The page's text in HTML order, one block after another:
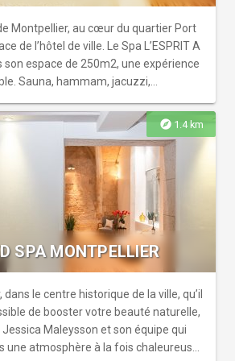
accès à la zone humide (Piscine,
scandinave)
Montpellier, au cœur du quartier Port
de l’hôtel de ville. Le Spa L’ESPRIT A
son espace de 250m2, une expérience
Sauna, hammam, jacuzzi,
soins, dispensés par nos praticiennes
de prestiges Fillmed & Cinq
est formée en continu par Isabelle
reconnue depuis plus de 25 ans.
de l’année 2017, elle est aujourd’hui
dans le domaine du bien-être,
followers sur YouTube. Elle a
de livres qui inspirent aujourd’hui
bien-être dans le monde entier. Nos
» vous apporteront sérénité et bien-
instant exceptionnel et hors du
de grâce, loin des petits tracas de
explore 1.4 km
SPA MONTPELLIER
dans le centre historique de la ville, qu’il
de booster votre beauté naturelle,
Maleysson et son équipe qui
une atmosphère à la fois chaleureuse